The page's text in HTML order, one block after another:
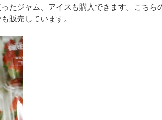
たジャム、アイスも購入できます。こちら
販売しています。